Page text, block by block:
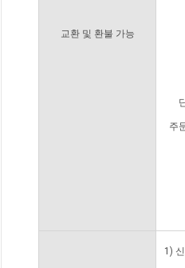
교환 및 환불 가능
주
1)